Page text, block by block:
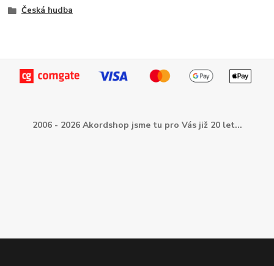
Česká hudba
2006 - 2026 Akordshop jsme tu pro Vás již 20 let...